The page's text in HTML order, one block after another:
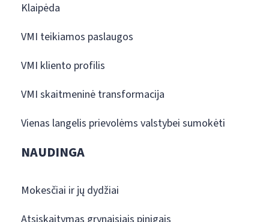
Klaipėda
VMI teikiamos paslaugos
VMI kliento profilis
VMI skaitmeninė transformacija
Vienas langelis prievolėms valstybei sumokėti
NAUDINGA
Mokesčiai ir jų dydžiai